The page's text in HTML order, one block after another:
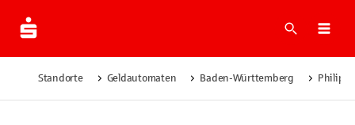
Suche
Standorte Geldautomaten Baden-Württemberg